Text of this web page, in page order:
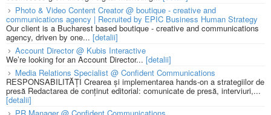
Photo & Video Content Creator @ boutique - creative and
communications agency | Recruited by EPIC Business Human Strategy
Our client is a Bucharest based boutique - creative and communications
agency, driven by one... [detalii]
Account Director @ Kubis Interactive
We’re looking for an Account Director... [detalii]
Media Relations Specialist @ Confident Communications
RESPONSABILITĂȚI Crearea și implementarea hands-on a strategiilor de
presă Redactarea de conținut editorial: comunicate de presă, interviuri,...
[detalii]